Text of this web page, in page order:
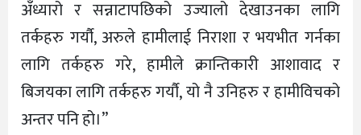
अँध्यारो र सन्नाटापछिको उज्यालो देखाउनका लागि
तर्कहरु गर्यौ, अरुले हामीलाई निराशा र भयभीत गर्नका
लागि तर्कहरु गरे, हामीले क्रान्तिकारी आशावाद र
बिजयका लागि तर्कहरु गर्यौ, यो नै उनिहरु र हामीविचको
अन्तर पनि हो।”